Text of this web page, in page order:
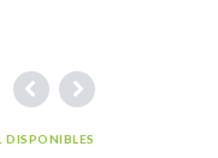
DISPONIBLES